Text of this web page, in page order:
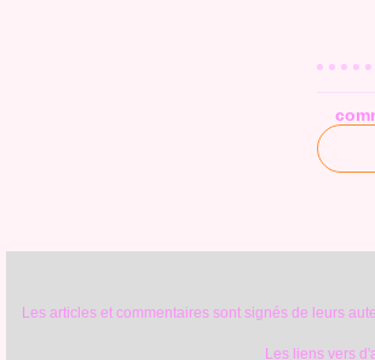
Les articles et commentaires sont signés de leurs
Les liens vers